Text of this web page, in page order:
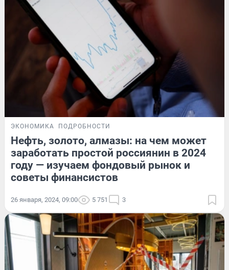
ЭКОНОМИКА ПОДРОБНОСТИ
Нефть, золото, алмазы: на чем может
заработать простой россиянин в 2024
году — изучаем фондовый рынок и
советы финансистов
26 января, 2024, 09:00 5 751 3